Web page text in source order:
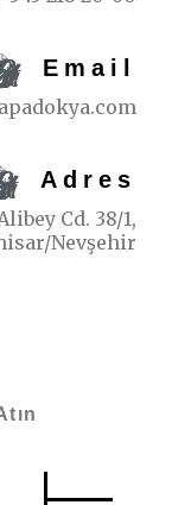
Email
Adres
Cd. 38/1,
Nevşehir